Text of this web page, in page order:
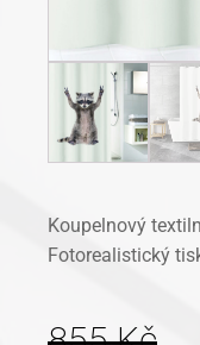
Koupelnový
Fotorealistický